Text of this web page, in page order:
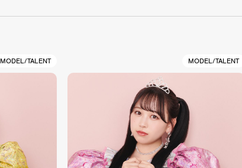
MODEL/TALENT MODEL/TALENT